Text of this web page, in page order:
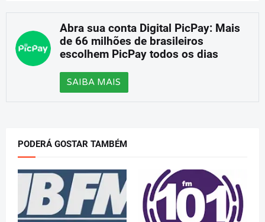
Abra sua conta Digital PicPay: Mais
de 66 milhões de brasileiros
escolhem PicPay todos os dias
SAIBA MAIS
PODERÁ GOSTAR TAMBÉM